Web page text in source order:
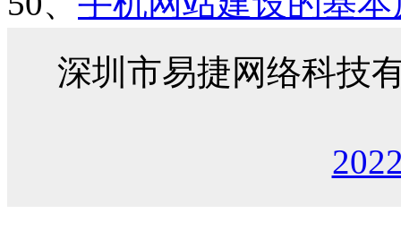
深圳市易捷网络科